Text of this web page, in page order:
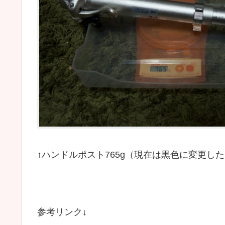
↑ハンドルポスト765g（現在は黒色に変更し
参考リンク↓